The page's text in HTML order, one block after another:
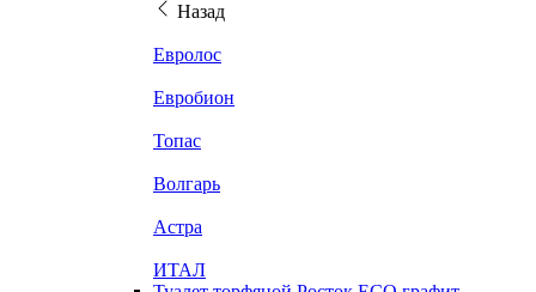
Назад
Евролос
Евробион
Топас
Волгарь
Астра
ИТАЛ